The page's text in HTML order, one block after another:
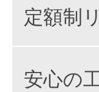
定額制
安心の